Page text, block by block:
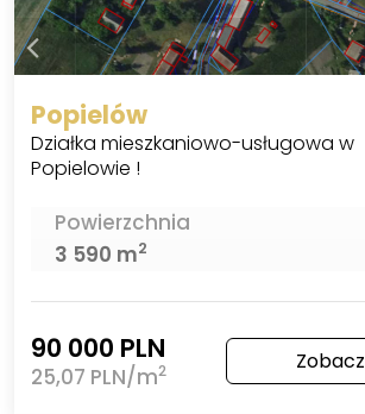
Popielów
Działka mieszkaniowo-usługowa w
Popielowie !
Powierzchnia
3 590 m2
90 000 PLN
25,07 PLN/m2 Zobacz